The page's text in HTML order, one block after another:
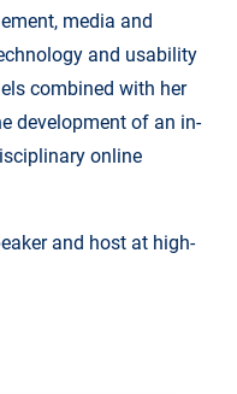
media and
and usability
combined with her
development of an in-
online
and host at high-